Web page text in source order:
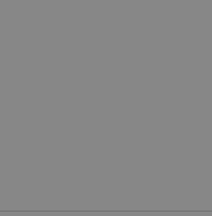
Questo cookie
generato in modo
di analisi dei siti.